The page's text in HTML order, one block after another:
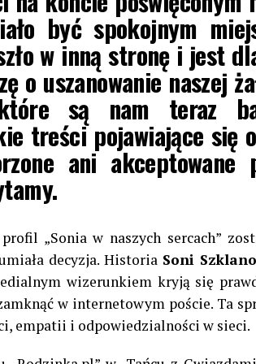
być spokojnym
w inną stronę i jest
o uszanowanie naszej
są nam teraz
treści pojawiające się
ani akceptowane
„Sonia w naszych sercach”
decyzja. Historia Soni
wizerunkiem kryją się
w internetowym poście. Ta
empatii i odpowiedzialności w sieci.